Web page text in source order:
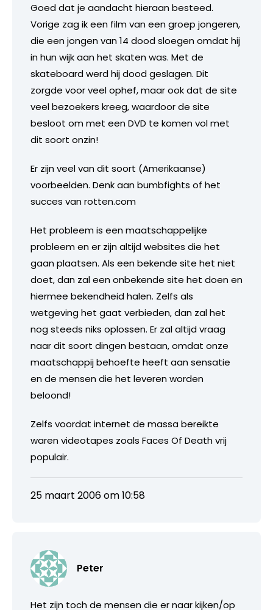
Goed dat je aandacht hieraan besteed.
Vorige zag ik een film van een groep jongeren,
die een jongen van 14 dood sloegen omdat hij
in hun wijk aan het skaten was. Met de
skateboard werd hij dood geslagen. Dit
zorgde voor veel ophef, maar ook dat de site
veel bezoekers kreeg, waardoor de site
besloot om met een DVD te komen vol met
dit soort onzin!
Er zijn veel van dit soort (Amerikaanse)
voorbeelden. Denk aan bumbfights of het
succes van rotten.com
Het probleem is een maatschappelijke
probleem en er zijn altijd websites die het
gaan plaatsen. Als een bekende site het niet
doet, dan zal een onbekende site het doen en
hiermee bekendheid halen. Zelfs als
wetgeving het gaat verbieden, dan zal het
nog steeds niks oplossen. Er zal altijd vraag
naar dit soort dingen bestaan, omdat onze
maatschappij behoefte heeft aan sensatie
en de mensen die het leveren worden
beloond!
Zelfs voordat internet de massa bereikte
waren videotapes zoals Faces Of Death vrij
populair.
25 maart 2006 om 10:58
Peter
Het zijn toch de mensen die er naar kijken/op